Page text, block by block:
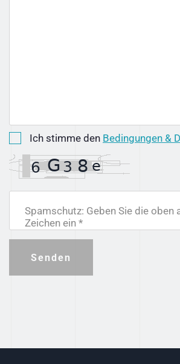
Ich stimme den Bedingungen &
Spamschutz: Geben Sie die oben
Zeichen ein *
Senden